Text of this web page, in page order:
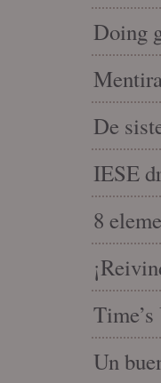
Doing
De
IESE
8
Un